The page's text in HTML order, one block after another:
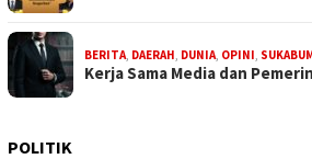
BERITA DAERAH DUNIA OPINI
Kerja Sama Media dan
POLITIK